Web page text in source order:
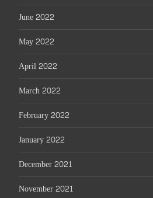
June 2022
May 2022
April 2022
March 2022
February 2022
January 2022
December 2021
November 2021